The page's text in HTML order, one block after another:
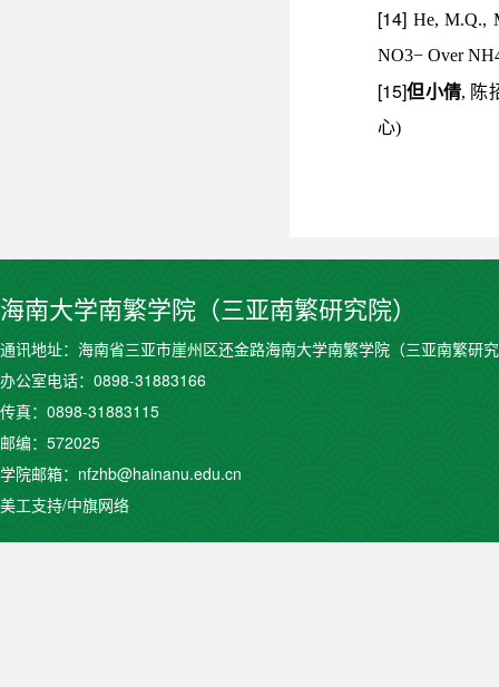
[14] He, M.Q.,
NO3− Over
[15]但小倩, 陈
心)
海南大学南繁学院（三亚南繁研究院）
通讯地址：海南省三亚市崖州区还金路海南大学南繁学院（三亚南繁研
办公室电话：0898-31883166
传真：0898-31883115
邮编：572025
学院邮箱：nfzhb@hainanu.edu.cn
美工支持/中旗网络